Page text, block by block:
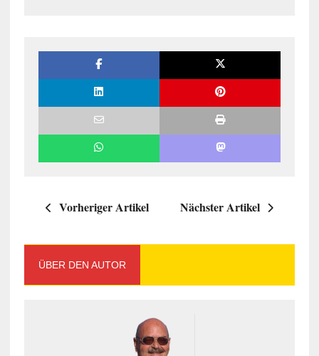
Vorheriger Artikel Nächster Artikel
ÜBER DEN AUTOR